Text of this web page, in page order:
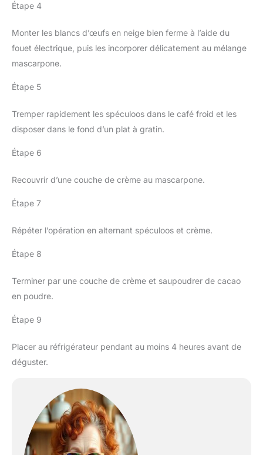
Étape 4
Monter les blancs d’œufs en neige bien ferme à l’aide du
fouet électrique, puis les incorporer délicatement au mélange
mascarpone.
Étape 5
Tremper rapidement les spéculoos dans le café froid et les
disposer dans le fond d’un plat à gratin.
Étape 6
Recouvrir d’une couche de crème au mascarpone.
Étape 7
Répéter l’opération en alternant spéculoos et crème.
Étape 8
Terminer par une couche de crème et saupoudrer de cacao
en poudre.
Étape 9
Placer au réfrigérateur pendant au moins 4 heures avant de
déguster.